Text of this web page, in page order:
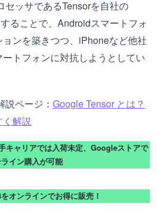
ッサであるTensorを自社の
ることで、Androidスマートフォ
ンを築きつつ、iPhoneなど他社
トフォンに対抗しようとしてい
ページ： Google Tensor とは？
く解説
ャリアでは入荷未定、Googleストアで
イン購入が可能
オンラインでお得に販売！